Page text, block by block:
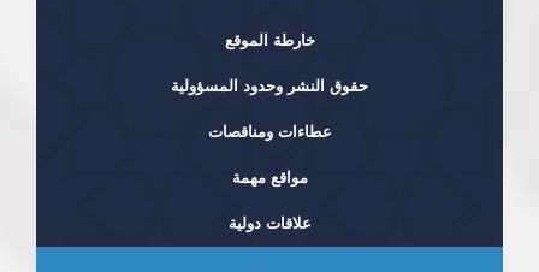
خارطة الموقع
حقوق النشر وحدود المسؤولية
عطاءات ومناقصات
مواقع مهمة
علاقات دولية